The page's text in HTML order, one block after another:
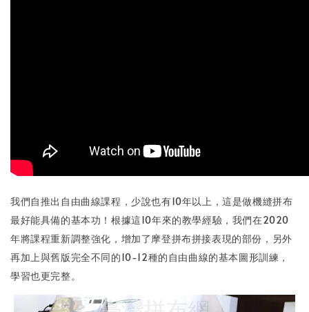
我們自推出自由曲線課程，少說也有10年以上，這是做機縫拼布
最好能具備的基本功！根據這10年來的教學經驗，我們在2020
年將課程重新調整強化，增加了摩登拼布拼接表現的部份，另外
再加上與舊版完全不同的10-12種的自由曲線的基本圖形訓練，
學習也更完整。